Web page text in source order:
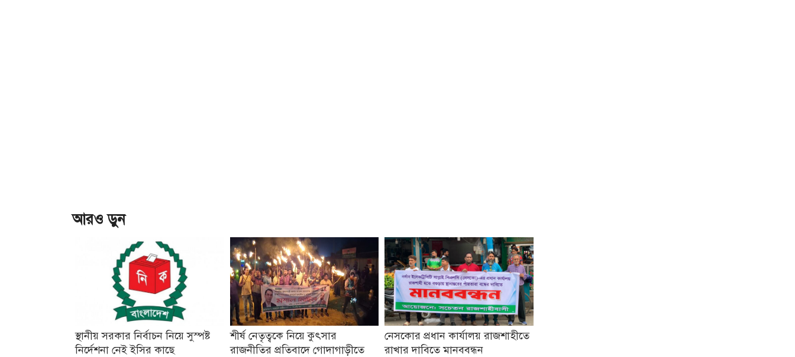
আরও ড়ুন
স্থানীয় সরকার নির্বাচন নিয়ে সুস্পষ্ট
নির্দেশনা নেই ইসির কাছে
শীর্ষ নেতৃত্বকে নিয়ে কুৎসার
রাজনীতির প্রতিবাদে গোদাগাড়ীতে
নেসকোর প্রধান কার্যালয় রাজশাহীতে
রাখার দাবিতে মানববন্ধন